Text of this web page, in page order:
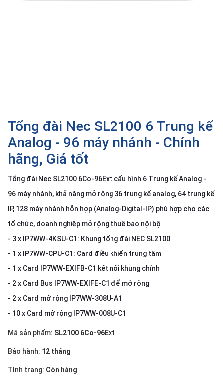
Tổng đài Nec SL2100 6 Trung kế
Analog - 96 máy nhánh - Chính
hãng, Giá tốt
Tổng đài Nec SL2100 6Co-96Ext cấu hình 6 Trung kế Analog -
96 máy nhánh, khả năng mở rông 36 trung kế analog, 64 trung kế
IP, 128 máy nhánh hỗn hợp (Analog-Digital-IP) phù hợp cho các
tổ chức, doanh nghiệp mở rộng thuê bao nội bộ
- 3 x IP7WW-4KSU-C1: Khung tổng đài NEC SL2100
- 1 x IP7WW-CPU-C1: Card điều khiển trung tâm
- 1 x Card IP7WW-EXIFB-C1 kết nối khung chính
- 2 x Card Bus IP7WW-EXIFE-C1 để mở rộng
- 2 x Card mở rộng IP7WW-308U-A1
- 10 x Card mở rộng IP7WW-008U-C1
Mã sản phẩm: SL2100 6Co-96Ext
Bảo hành: 12 tháng
Tình trạng: Còn hàng
vụ
Hỗ
trợ
Tin
tức
Liên
Giới
thiệu
NGÔN
NGỮ
Tiếng
việt
English